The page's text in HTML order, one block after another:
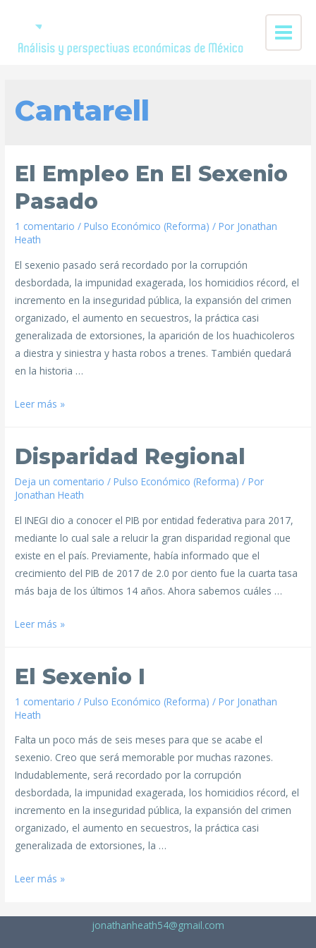
Cantarell
El Empleo En El Sexenio
Pasado
1 comentario /Pulso Económico (Reforma) / Por Jonathan
Heath
El sexenio pasado será recordado por la corrupción
desbordada, la impunidad exagerada, los homicidios récord, el
incremento en la inseguridad pública, la expansión del crimen
organizado, el aumento en secuestros, la práctica casi
generalizada de extorsiones, la aparición de los huachicoleros
a diestra y siniestra y hasta robos a trenes. También quedará
en la historia …
Leer más »
Disparidad Regional
Deja un comentario /Pulso Económico (Reforma) / Por
Jonathan Heath
El INEGI dio a conocer el PIB por entidad federativa para 2017,
mediante lo cual sale a relucir la gran disparidad regional que
existe en el país. Previamente, había informado que el
crecimiento del PIB de 2017 de 2.0 por ciento fue la cuarta tasa
más baja de los últimos 14 años. Ahora sabemos cuáles …
Leer más »
El Sexenio I
1 comentario /Pulso Económico (Reforma) / Por Jonathan
Heath
Falta un poco más de seis meses para que se acabe el
sexenio. Creo que será memorable por muchas razones.
Indudablemente, será recordado por la corrupción
desbordada, la impunidad exagerada, los homicidios récord, el
incremento en la inseguridad pública, la expansión del crimen
organizado, el aumento en secuestros, la práctica casi
generalizada de extorsiones, la …
Leer más »
jonathanheath54@gmail.com